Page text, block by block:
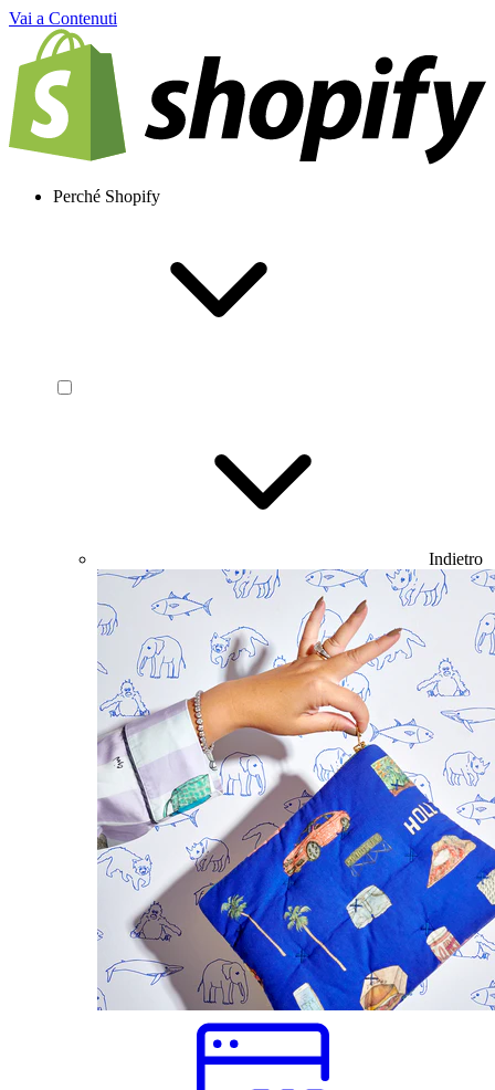
Vai a Contenuti
Perché Shopify
Indietro